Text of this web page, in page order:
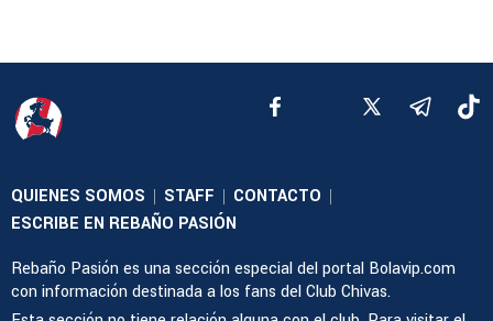
QUIENES SOMOS | STAFF | CONTACTO |
ESCRIBE EN REBAÑO PASIÓN
Rebaño Pasión es una sección especial del portal Bolavip.com
con información destinada a los fans del Club Chivas.